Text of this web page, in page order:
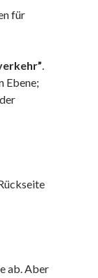
für
.
Ebene;
ab. Aber